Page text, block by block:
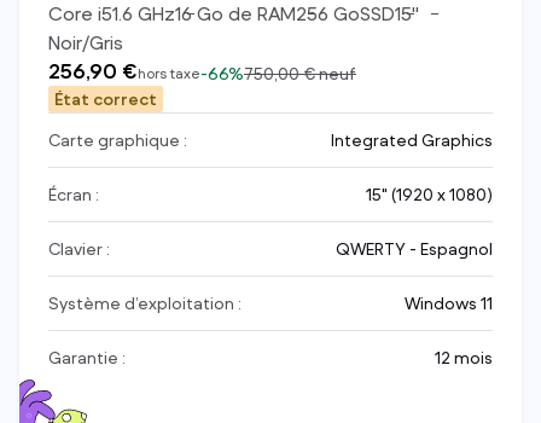
Core i51.6 GHz16Go de RAM256 GoSSD15"
Noir/Gris
256,90 €hors taxe-66%750,00 €neuf
État correct
Carte graphique :
Integrated Graphics
Écran : 15" (1920 x 1080)
Clavier : QWERTY - Espagnol
Système d’exploitation : Windows 11
Garantie : 12 mois